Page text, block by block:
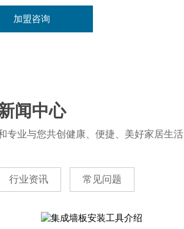
加盟咨询
闻中心
专业与您共创健康、便捷、美好家居生活
行业资讯 常见问题